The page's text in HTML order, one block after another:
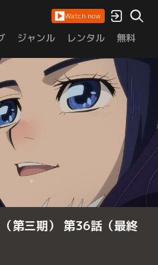
Watch now
ジャンル レンタル 無料
第三期） 第36話（最終